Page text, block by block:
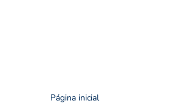
Página inicial